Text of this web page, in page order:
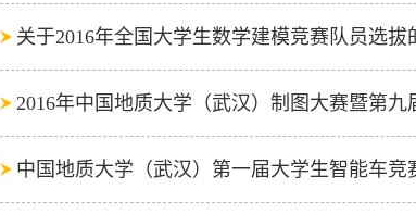
关于2016年全国大学生数学建模竞赛队员选拔
中国地质大学（武汉）第一届大学生智能车竞